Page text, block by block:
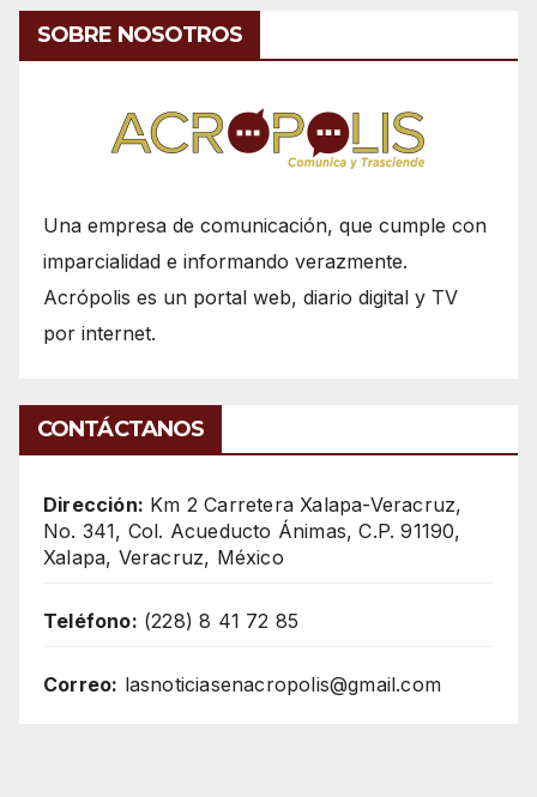
SOBRE NOSOTROS
Una empresa de comunicación, que cumple con
imparcialidad e informando verazmente.
Acrópolis es un portal web, diario digital y TV
por internet.
CONTÁCTANOS
Dirección: Km 2 Carretera Xalapa-Veracruz,
No. 341, Col. Acueducto Ánimas, C.P. 91190,
Xalapa, Veracruz, México
Teléfono: (228) 8 41 72 85
Correo: lasnoticiasenacropolis@gmail.com